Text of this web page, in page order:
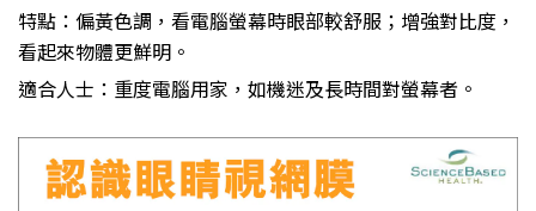
特點：偏黃色調，看電腦螢幕時眼部較舒服；增強對比度，
看起來物體更鮮明。
適合人士：重度電腦用家，如機迷及長時間對螢幕者。